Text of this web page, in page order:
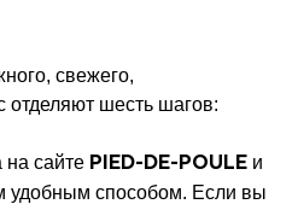
свежего,
отделяют шесть шагов:
на сайте PIED-DE-POULE и
удобным способом. Если вы